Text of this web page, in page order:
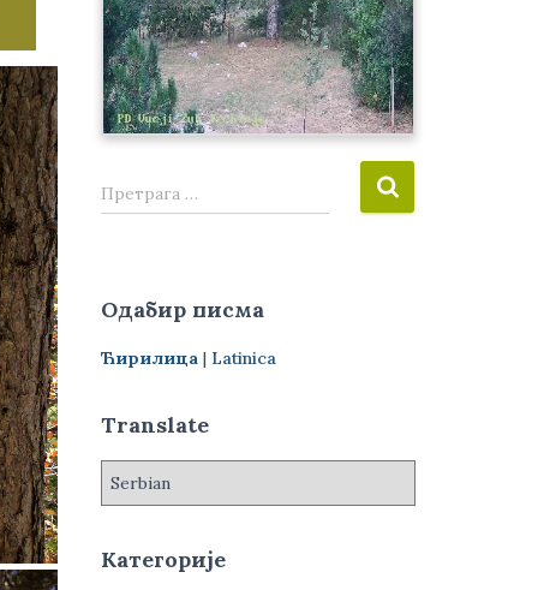
П
р
а
а
а
Претрага …
Одабир писма
Ћирилица | Latinica
Translate
Категорије